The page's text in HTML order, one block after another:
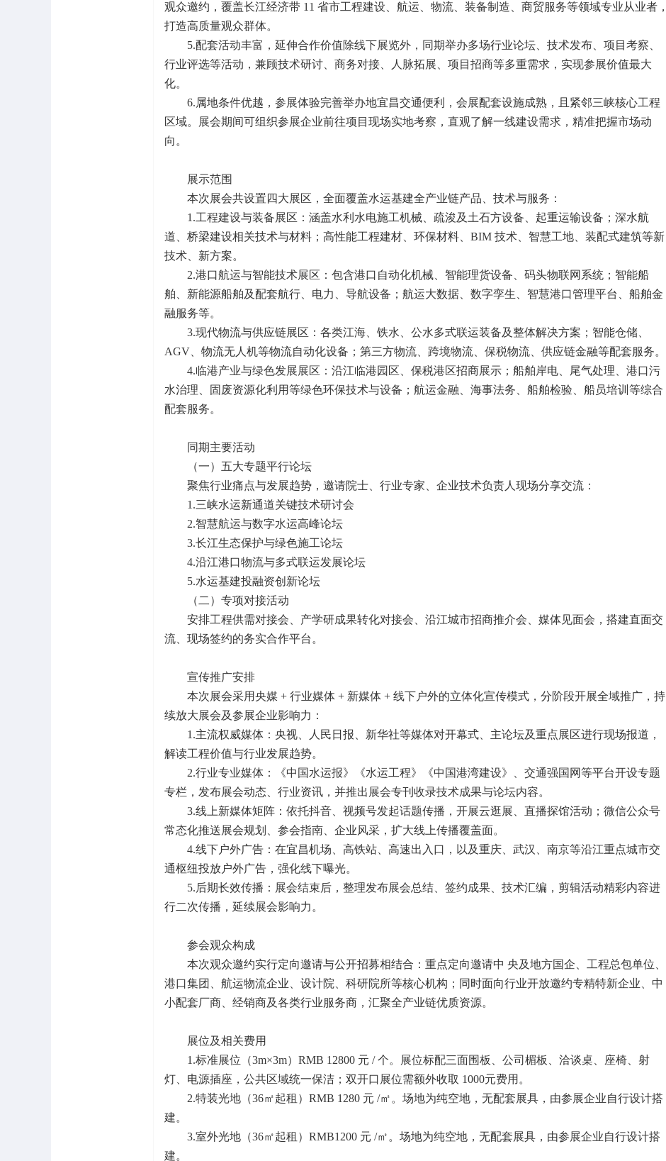
观众邀约，覆盖长江经济带 11 省市工程建设、航运、物流、装备制造、商贸服务等领域专业从业者，
打造高质量观众群体。
5.配套活动丰富，延伸合作价值除线下展览外，同期举办多场行业论坛、技术发布、项目考察、
行业评选等活动，兼顾技术研讨、商务对接、人脉拓展、项目招商等多重需求，实现参展价值最大
化。
6.属地条件优越，参展体验完善举办地宜昌交通便利，会展配套设施成熟，且紧邻三峡核心工程
区域。展会期间可组织参展企业前往项目现场实地考察，直观了解一线建设需求，精准把握市场动
向。
展示范围
本次展会共设置四大展区，全面覆盖水运基建全产业链产品、技术与服务：
1.工程建设与装备展区：涵盖水利水电施工机械、疏浚及土石方设备、起重运输设备；深水航
道、桥梁建设相关技术与材料；高性能工程建材、环保材料、BIM 技术、智慧工地、装配式建筑等新
技术、新方案。
2.港口航运与智能技术展区：包含港口自动化机械、智能理货设备、码头物联网系统；智能船
舶、新能源船舶及配套航行、电力、导航设备；航运大数据、数字孪生、智慧港口管理平台、船舶金
融服务等。
3.现代物流与供应链展区：各类江海、铁水、公水多式联运装备及整体解决方案；智能仓储、
AGV、物流无人机等物流自动化设备；第三方物流、跨境物流、保税物流、供应链金融等配套服务。
4.临港产业与绿色发展展区：沿江临港园区、保税港区招商展示；船舶岸电、尾气处理、港口污
水治理、固废资源化利用等绿色环保技术与设备；航运金融、海事法务、船舶检验、船员培训等综合
配套服务。
同期主要活动
（一）五大专题平行论坛
聚焦行业痛点与发展趋势，邀请院士、行业专家、企业技术负责人现场分享交流：
1.三峡水运新通道关键技术研讨会
2.智慧航运与数字水运高峰论坛
3.长江生态保护与绿色施工论坛
4.沿江港口物流与多式联运发展论坛
5.水运基建投融资创新论坛
（二）专项对接活动
安排工程供需对接会、产学研成果转化对接会、沿江城市招商推介会、媒体见面会，搭建直面交
流、现场签约的务实合作平台。
宣传推广安排
本次展会采用央媒 + 行业媒体 + 新媒体 + 线下户外的立体化宣传模式，分阶段开展全域推广，持
续放大展会及参展企业影响力：
1.主流权威媒体：央视、人民日报、新华社等媒体对开幕式、主论坛及重点展区进行现场报道，
解读工程价值与行业发展趋势。
2.行业专业媒体：《中国水运报》《水运工程》《中国港湾建设》、交通强国网等平台开设专题
专栏，发布展会动态、行业资讯，并推出展会专刊收录技术成果与论坛内容。
3.线上新媒体矩阵：依托抖音、视频号发起话题传播，开展云逛展、直播探馆活动；微信公众号
常态化推送展会规划、参会指南、企业风采，扩大线上传播覆盖面。
4.线下户外广告：在宜昌机场、高铁站、高速出入口，以及重庆、武汉、南京等沿江重点城市交
通枢纽投放户外广告，强化线下曝光。
5.后期长效传播：展会结束后，整理发布展会总结、签约成果、技术汇编，剪辑活动精彩内容进
行二次传播，延续展会影响力。
参会观众构成
本次观众邀约实行定向邀请与公开招募相结合：重点定向邀请中 央及地方国企、工程总包单位、
港口集团、航运物流企业、设计院、科研院所等核心机构；同时面向行业开放邀约专精特新企业、中
小配套厂商、经销商及各类行业服务商，汇聚全产业链优质资源。
展位及相关费用
1.标准展位（3m×3m）RMB 12800 元 / 个。展位标配三面围板、公司楣板、洽谈桌、座椅、射
灯、电源插座，公共区域统一保洁；双开口展位需额外收取 1000元费用。
2.特装光地（36㎡起租）RMB 1280 元 /㎡。场地为纯空地，无配套展具，由参展企业自行设计搭
建。
3.室外光地（36㎡起租）RMB1200 元 /㎡。场地为纯空地，无配套展具，由参展企业自行设计搭
建。